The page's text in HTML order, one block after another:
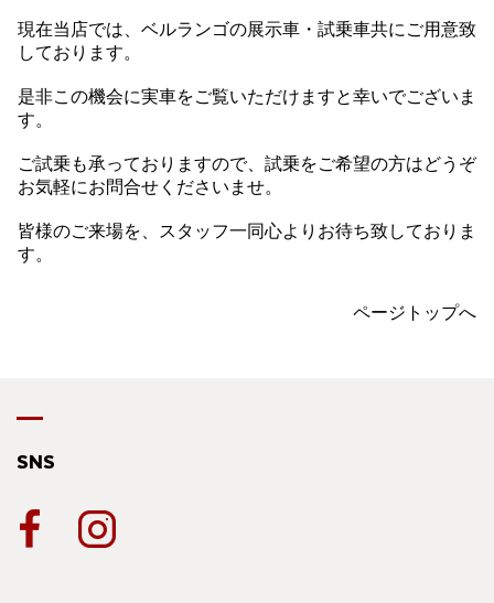
現在当店では、ベルランゴの展示車・試乗車共にご用意致
しております。
是非この機会に実車をご覧いただけますと幸いでございま
す。
ご試乗も承っておりますので、試乗をご希望の方はどうぞ
お気軽にお問合せくださいませ。
皆様のご来場を、スタッフ一同心よりお待ち致しておりま
す。
ページトップへ
SNS